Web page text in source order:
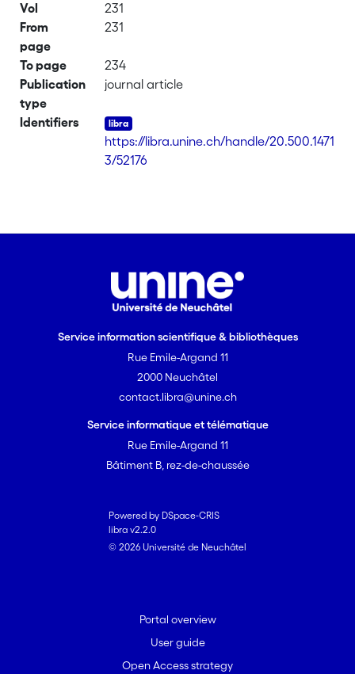
Vol
231
From
page
231
To page
234
Publication
type
journal article
Identifiers
https://libra.unine.ch/handle/20.500.1471
3/52176
Service information scientifique & bibliothèques
Rue Emile-Argand 11
2000 Neuchâtel
contact.libra@unine.ch
Service informatique et télématique
Rue Emile-Argand 11
Bâtiment B, rez-de-chaussée
Powered by DSpace-CRIS
libra v2.2.0
© 2026 Université de Neuchâtel
Portal overview
User guide
Open Access strategy